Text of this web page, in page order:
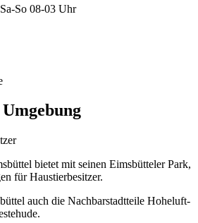
So 08-03 Uhr
bietet mit seinen Eimsbütteler Park,
für Haustierbesitzer.
auch die Nachbarstadtteile Hoheluft-